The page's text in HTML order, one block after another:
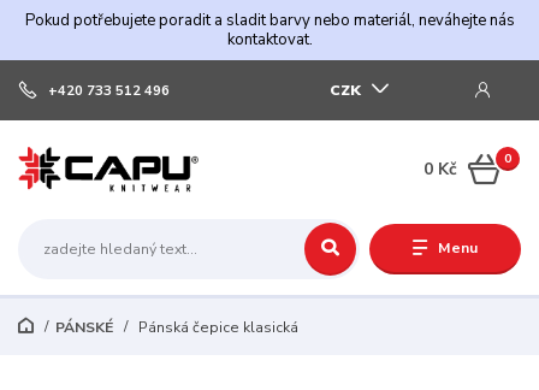
Pokud potřebujete poradit a sladit barvy nebo materiál, neváhejte nás
kontaktovat.
Menu
CZK
+420 733 512 496
0
0 Kč
PÁNSKÉ Pánská čepice klasická